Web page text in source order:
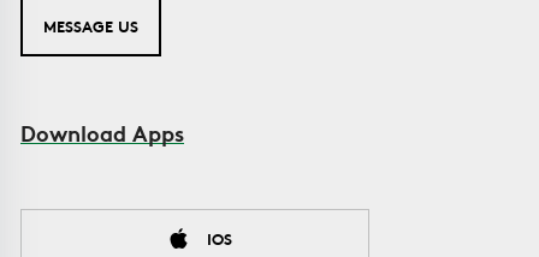
MESSAGE US
Download Apps
IOS